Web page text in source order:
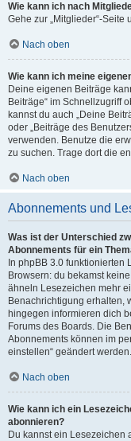
Wie kann ich nach
Gehe zur „Mitglieder“-Seite
Nach oben
Wie kann ich meine
Deine eigenen Beiträge
Beiträge“ im Schnellzugriff
kannst du auch „Deine
oder „Beiträge des
verwenden. Benutze die
zu suchen. Trage dort die
Nach oben
Abonnements und
Was ist der Unterschied
Abonnements für ein
In phpBB 3.0
Browsern: du bekamst
ähneln Lesezeichen mehr
Benachrichtigung erhalten,
hingegen informieren dich
Forums des Boards. Die
Abonnements können im
einstellen“ geändert werden.
Nach oben
Wie kann ich ein
abonnieren?
Du kannst ein Lesezeichen